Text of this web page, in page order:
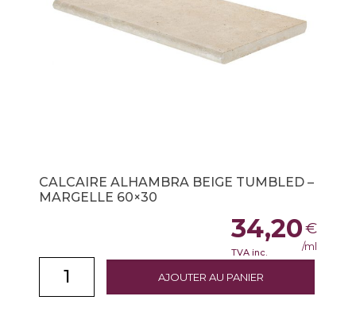
CALCAIRE ALHAMBRA BEIGE TUMBLED –
MARGELLE 60×30
AJOUTER AU PANIER
34,20€
TVA inc. /ml